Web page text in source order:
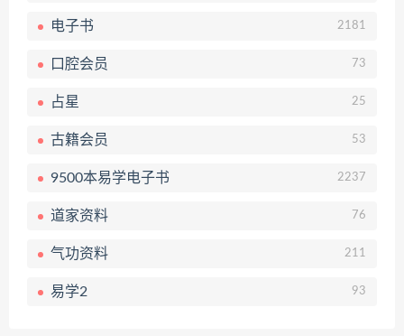
电子书 2181
口腔会员 73
占星 25
古籍会员 53
9500本易学电子书 2237
道家资料 76
气功资料 211
易学2 93